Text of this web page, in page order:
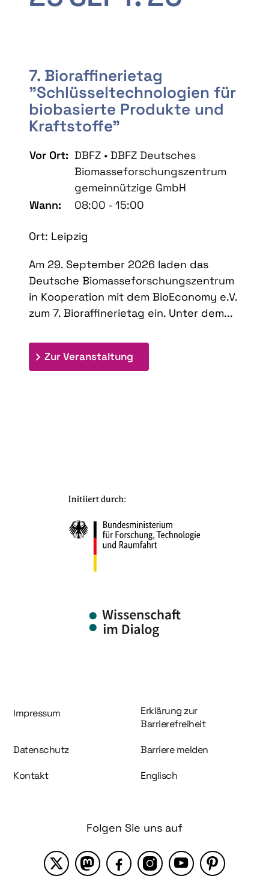
7. Bioraffinerietag
"Schlüsseltechnologien für
biobasierte Produkte und
Kraftstoffe"
Vor Ort: DBFZ • DBFZ Deutsches
Biomasseforschungszentrum
gemeinnützige GmbH
Wann:
08:00 - 15:00
Ort: Leipzig
Am 29. September 2026 laden das
Deutsche Biomasseforschungszentrum
in Kooperation mit dem BioEconomy e.V.
zum 7. Bioraffinerietag ein. Unter dem...
Zur Veranstaltung
Information und Service
Impressum
Erklärung zur
Barrierefreiheit
Datenschutz Barriere melden
Kontakt Englisch
Folgen Sie uns auf